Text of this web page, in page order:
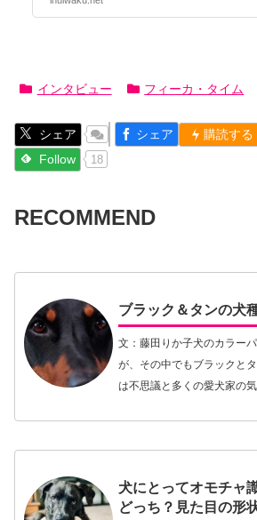
インタビュー フィーカ・タイム
シェア シェア 購読する
Follow 18
RECOMMEND
ブラック＆タンの犬
文：藤田りか子犬のカラー
が、その中でもブラックと
は不思議と多くの愛犬家の
ャバリアのブ…【続きを読
犬にとってオモチャ
どっち？見た目の形